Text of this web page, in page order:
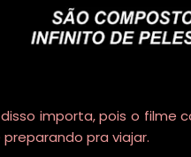
importa, pois o filme
pra viajar.